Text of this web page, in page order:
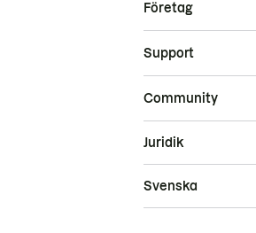
Företag
Support
Community
Juridik
Svenska